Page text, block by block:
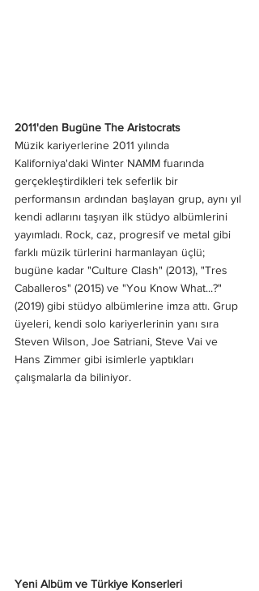
2011'den Bugüne The Aristocrats
Müzik kariyerlerine 2011 yılında
Kaliforniya'daki Winter NAMM fuarında
gerçekleştirdikleri tek seferlik bir
performansın ardından başlayan grup, aynı yıl
kendi adlarını taşıyan ilk stüdyo albümlerini
yayımladı. Rock, caz, progresif ve metal gibi
farklı müzik türlerini harmanlayan üçlü;
bugüne kadar "Culture Clash" (2013), "Tres
Caballeros" (2015) ve "You Know What...?"
(2019) gibi stüdyo albümlerine imza attı. Grup
üyeleri, kendi solo kariyerlerinin yanı sıra
Steven Wilson, Joe Satriani, Steve Vai ve
Hans Zimmer gibi isimlerle yaptıkları
çalışmalarla da biliniyor.
Yeni Albüm ve Türkiye Konserleri